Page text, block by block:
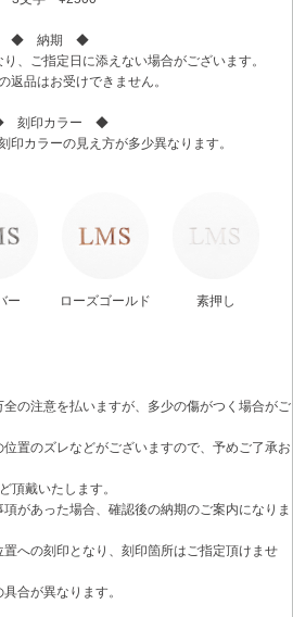
◆ 納期 ◆
、ご指定日に添えない場合がございます。
返品はお受けできません。
刻印カラー ◆
印カラーの見え方が多少異なります。
ー ローズゴールド 素押し
の注意を払いますが、多少の傷がつく場合がご
置のズレなどがございますので、予めご了承お
頂戴いたします。
があった場合、確認後の納期のご案内になりま
への刻印となり、刻印箇所はご指定頂けませ
合が異なります。